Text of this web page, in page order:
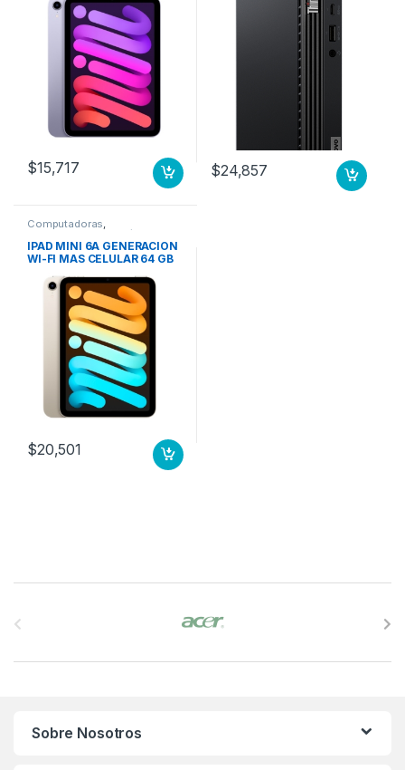
$15,717 $24,857
Computadoras
Computadoras Portátiles
IPAD MINI 6A GENERACION
WI-FI MAS CELULAR 64 GB
$20,501
Sobre Nosotros